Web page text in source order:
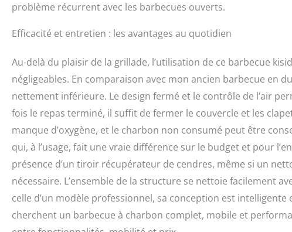
problème récurrent avec les barbecues ouverts.
Efficacité et entretien : les avantages au quotidien
Au-delà du plaisir de la grillade, l’utilisation de ce barbecue
négligeables. En comparaison avec mon ancien barbecue en
nettement inférieure. Le design fermé et le contrôle de l’air
fois le repas terminé, il suffit de fermer le couvercle et les
manque d’oxygène, et le charbon non consumé peut être
qui, à l’usage, fait une vraie différence sur le budget et pour
présence d’un tiroir récupérateur de cendres, même si un
nécessaire. L’ensemble de la structure se nettoie facilement
celle d’un modèle professionnel, sa conception est
cherchent un barbecue à charbon complet, mobile et